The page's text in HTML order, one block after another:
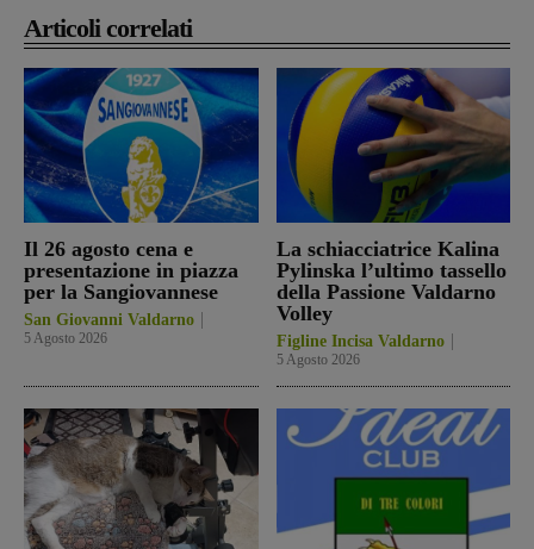
Articoli correlati
Il 26 agosto cena e
presentazione in piazza
per la Sangiovannese
San Giovanni Valdarno
5 Agosto 2026
La schiacciatrice Kalina
Pylinska l’ultimo tassello
della Passione Valdarno
Volley
Figline Incisa Valdarno
5 Agosto 2026